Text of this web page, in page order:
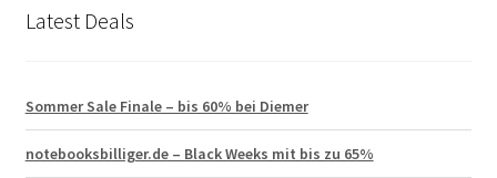
Latest Deals
Sommer Sale Finale – bis 60% bei Diemer
notebooksbilliger.de – Black Weeks mit bis zu 65%